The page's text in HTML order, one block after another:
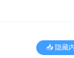
📥 隐藏